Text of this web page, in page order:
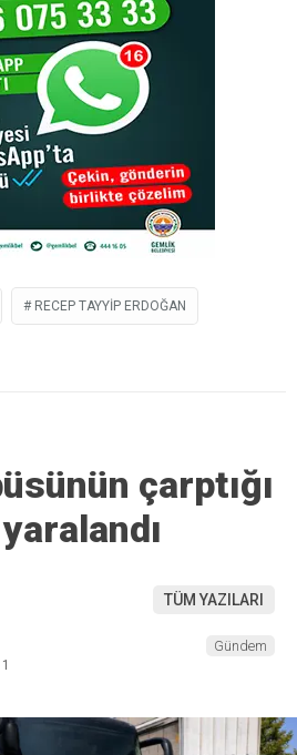
RECEP TAYYIP ERDOĞAN
çarptığı
TÜM YAZILARI
Gündem